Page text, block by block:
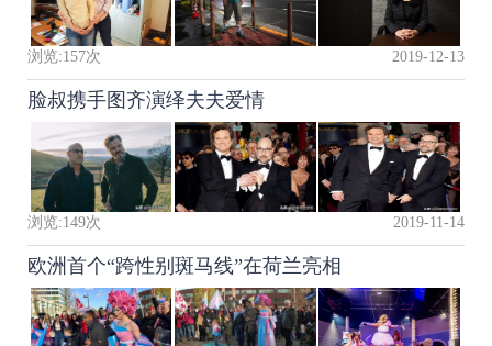
浏览:157次 2019-12-13
脸叔携手图齐演绎夫夫爱情
浏览:149次 2019-11-14
欧洲首个“跨性别斑马线”在荷兰亮相